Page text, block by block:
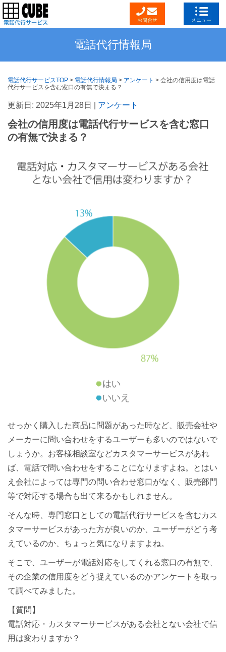
電話代行情報局
電話代行サービスTOP > 電話代行情報局 > アンケート > 会社の信用度は電話
代行サービスを含む窓口の有無で決まる？
更新日: 2025年1月28日 | アンケート
会社の信用度は電話代行サービスを含む窓口
の有無で決まる？
せっかく購入した商品に問題があった時など、販売会社や
メーカーに問い合わせをするユーザーも多いのではないで
しょうか。お客様相談室などカスタマーサービスがあれ
ば、電話で問い合わせをすることになりますよね。とはい
え会社によっては専門の問い合わせ窓口がなく、販売部門
等で対応する場合も出て来るかもしれません。
そんな時、専門窓口としての電話代行サービスを含むカス
タマーサービスがあった方が良いのか、ユーザーがどう考
えているのか、ちょっと気になりますよね。
そこで、ユーザーが電話対応をしてくれる窓口の有無で、
その企業の信用度をどう捉えているのかアンケートを取っ
て調べてみました。
【質問】
電話対応・カスタマーサービスがある会社とない会社で信
用は変わりますか？